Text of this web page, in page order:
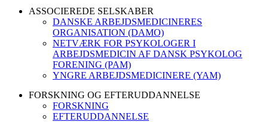
ASSOCIEREDE SELSKABER
DANSKE ARBEJDSMEDICINERES
ORGANISATION (DAMO)
NETVÆRK FOR PSYKOLOGER I
ARBEJDSMEDICIN AF DANSK PSYKOLOG
FORENING (PAM)
YNGRE ARBEJDSMEDICINERE (YAM)
FORSKNING OG EFTERUDDANNELSE
FORSKNING
EFTERUDDANNELSE